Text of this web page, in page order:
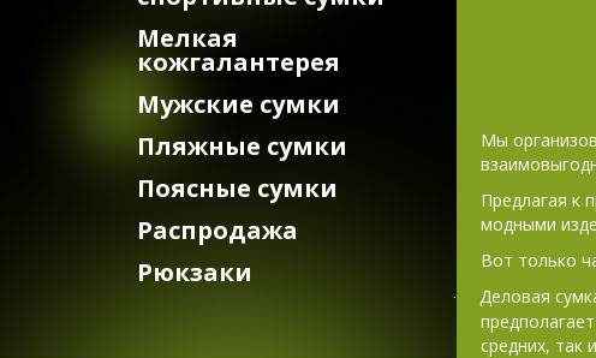
Мелкая
кожгалантерея
Мужские сумки
Пляжные сумки
Поясные сумки
Распродажа
Рюкзаки
Мы
Предлагая к
модными
Вот только
·
Деловая
средних, так